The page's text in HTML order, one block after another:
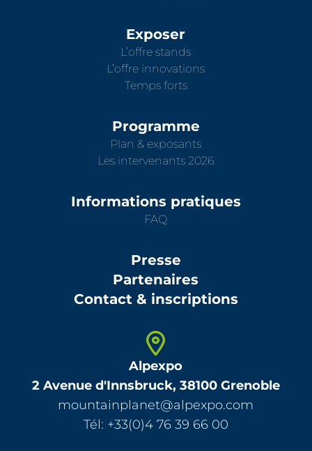
Exposer
L’offre stands
L’offre innovations
Temps forts
Programme
Plan & exposants
Les intervenants 2026
Informations pratiques
FAQ
Presse
Partenaires
Contact & inscriptions
Alpexpo
2 Avenue d'Innsbruck, 38100 Grenoble
mountainplanet@alpexpo.com
Tél: +33(0)4 76 39 66 00